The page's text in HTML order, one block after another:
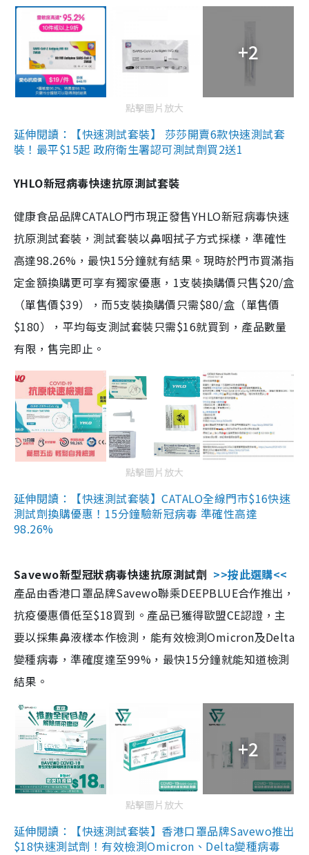
+2
點擊圖片放大
延伸閱讀：【快速測試套裝】 莎莎開賣6款快速測試套
裝！最平$15起 政府衛生署認可測試劑買2送1
YHLO新冠病毒快速抗原測試套裝
健康食品品牌CATALO門市現正發售YHLO新冠病毒快速
抗原測試套裝，測試套裝以鼻咽拭子方式採樣，準確性
高達98.26%，最快15分鐘就有結果。現時於門市買滿指
定金額換購更可享有獨家優惠，1支裝換購價只售$20/盒
（單售價$39），而5支裝換購價只需$80/盒（單售價
$180），平均每支測試套裝只需$16就買到，產品數量
有限，售完即止。
點擊圖片放大
延伸閱讀：【快速測試套裝】CATALO全線門市$16快速
測試劑換購優惠！15分鐘驗新冠病毒 準確性高達
98.26%
Savewo新型冠狀病毒快速抗原測試劑 >>按此選購<<
產品由香港口罩品牌Savewo聯乘DEEPBLUE合作推出，
抗疫優惠價低至$18買到。產品已獲得歐盟CE認證，主
要以採集鼻液樣本作檢測，能有效檢測Omicron及Delta
變種病毒，準確度達至99%，最快15分鐘就能知道檢測
結果。
+2
點擊圖片放大
延伸閱讀：【快速測試套裝】香港口罩品牌Savewo推出
$18快速測試劑！有效檢測Omicron、Delta變種病毒